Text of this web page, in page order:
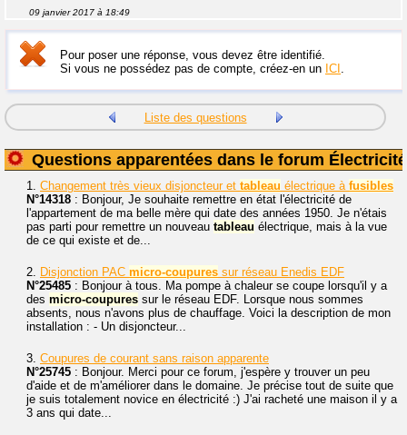
09 janvier 2017 à 18:49
Pour poser une réponse, vous devez être identifié.
Si vous ne possédez pas de compte, créez-en un ICI .
Liste des questions
Questions apparentées dans le forum Électricité
1. Changement très vieux disjoncteur et tableau électrique à fusibles
N°14318 : Bonjour, Je souhaite remettre en état l'électricité de
l'appartement de ma belle mère qui date des années 1950. Je n'étais
pas parti pour remettre un nouveau tableau électrique, mais à la vue
de ce qui existe et de...
2. Disjonction PAC micro-coupures sur réseau Enedis EDF
N°25485 : Bonjour à tous. Ma pompe à chaleur se coupe lorsqu'il y a
des micro-coupures sur le réseau EDF. Lorsque nous sommes
absents, nous n'avons plus de chauffage. Voici la description de mon
installation : - Un disjoncteur...
3. Coupures de courant sans raison apparente
N°25745 : Bonjour. Merci pour ce forum, j'espère y trouver un peu
d'aide et de m'améliorer dans le domaine. Je précise tout de suite que
je suis totalement novice en électricité :) J'ai racheté une maison il y a
3 ans qui date...